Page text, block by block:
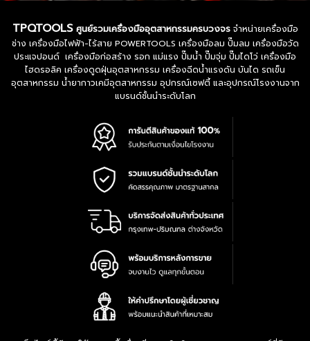
TPQTOOLS ศูนย์รวมเครื่องมืออุตสาหกรรมครบวงจรจำหน่ายเครื่องมือ
ช่าง เครื่องมือไฟฟ้า-ไร้สาย POWERTOOLS เครื่องมือลม ปั๊มลม เครื่องมือวัด
ประแจปอนด์ เครื่องมือก่อสร้าง รอก แม่แรง ปั๊มน้ำ ปั๊มจุ่ม ปั๊มไดโว่ เครื่องมือ
ไฮดรอลิค เครื่องดูดฝุ่นอุตสาหกรรม เครื่องฉีดน้ำแรงดัน บันได รถเข็น
อุตสาหกรรม น้ำยากาวเคมีอุตสาหกรรม อุปกรณ์เซฟตี้ และอุปกรณ์โรงงานจาก
แบรนด์ชั้นนำระดับโลก